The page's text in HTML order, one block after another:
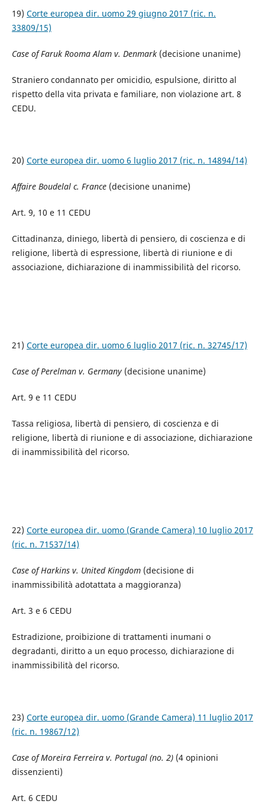
19) Corte europea dir. uomo 29 giugno 2017 (ric. n.
33809/15)
Case of Faruk Rooma Alam v. Denmark(decisione unanime)
Straniero condannato per omicidio, espulsione, diritto al
rispetto della vita privata e familiare, non violazione art. 8
CEDU.
20) Corte europea dir. uomo 6 luglio 2017 (ric. n. 14894/14)
Affaire Boudelal c. France(decisione unanime)
Art. 9, 10 e 11 CEDU
Cittadinanza, diniego, libertà di pensiero, di coscienza e di
religione, libertà di espressione, libertà di riunione e di
associazione, dichiarazione di inammissibilità del ricorso.
21) Corte europea dir. uomo 6 luglio 2017 (ric. n. 32745/17)
Case of Perelman v. Germany(decisione unanime)
Art. 9 e 11 CEDU
Tassa religiosa, libertà di pensiero, di coscienza e di
religione, libertà di riunione e di associazione, dichiarazione
di inammissibilità del ricorso.
22) Corte europea dir. uomo (Grande Camera) 10 luglio 2017
(ric. n. 71537/14)
Case of Harkins v. United Kingdom(decisione di
inammissibilità adotattata a maggioranza)
Art. 3 e 6 CEDU
Estradizione, proibizione di trattamenti inumani o
degradanti, diritto a un equo processo, dichiarazione di
inammissibilità del ricorso.
23) Corte europea dir. uomo (Grande Camera) 11 luglio 2017
(ric. n. 19867/12)
Case of Moreira Ferreira v. Portugal (no. 2)(4 opinioni
dissenzienti)
Art. 6 CEDU